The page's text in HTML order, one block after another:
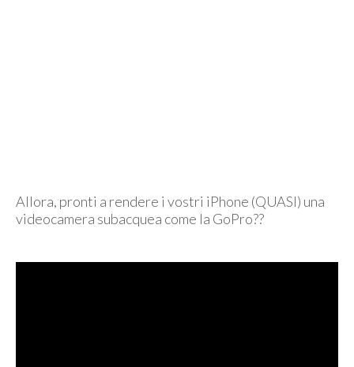
Allora, pronti a rendere i vostri iPhone (QUASI) una
videocamera subacquea come la GoPro??